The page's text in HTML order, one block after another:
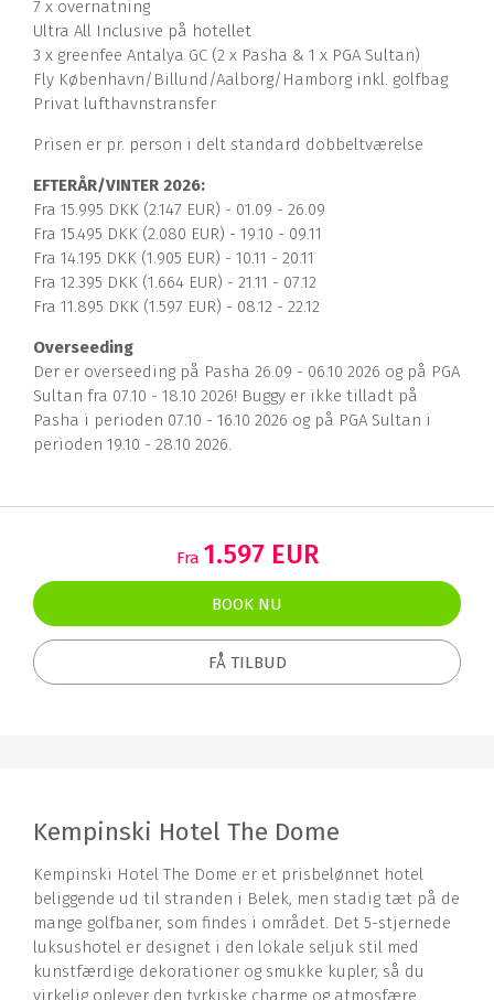
7 x overnatning
Ultra All Inclusive på hotellet
3 x greenfee Antalya GC (2 x Pasha & 1 x PGA Sultan)
Fly København/Billund/Aalborg/Hamborg inkl. golfbag
Privat lufthavnstransfer
Prisen er pr. person i delt standard dobbeltværelse
EFTERÅR/VINTER 2026:
Fra 15.995 DKK (2.147 EUR) - 01.09 - 26.09
Fra 15.495 DKK (2.080 EUR) - 19.10 - 09.11
Fra 14.195 DKK (1.905 EUR) - 10.11 - 20.11
Fra 12.395 DKK (1.664 EUR) - 21.11 - 07.12
Fra 11.895 DKK (1.597 EUR) - 08.12 - 22.12
Overseeding
Der er overseeding på Pasha 26.09 - 06.10 2026 og på PGA
Sultan fra 07.10 - 18.10 2026! Buggy er ikke tilladt på
Pasha i perioden 07.10 - 16.10 2026 og på PGA Sultan i
perioden 19.10 - 28.10 2026.
Fra 1.597 EUR
BOOK NU
FÅ TILBUD
Kempinski Hotel The Dome
Kempinski Hotel The Dome er et prisbelønnet hotel
beliggende ud til stranden i Belek, men stadig tæt på de
mange golfbaner, som findes i området. Det 5-stjernede
luksushotel er designet i den lokale seljuk stil med
kunstfærdige dekorationer og smukke kupler, så du
virkelig oplever den tyrkiske charme og atmosfære.